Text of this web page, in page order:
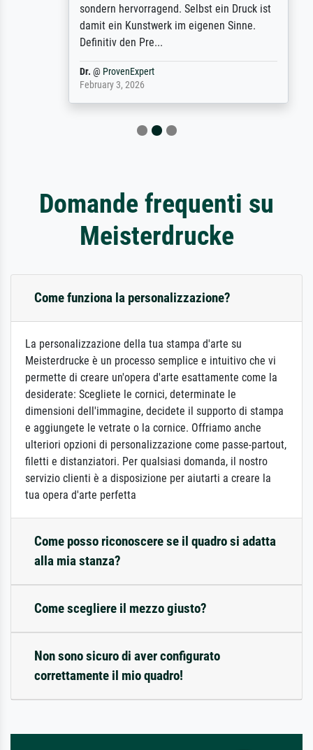
sondern hervorragend. Selbst ein Druck ist
damit ein Kunstwerk im eigenen Sinne.
Definitiv den Pre...
@ProvenExpert
February 3, 2026
Domande frequenti su
Meisterdrucke
Come funziona la personalizzazione?
La personalizzazione della tua stampa d'arte su
Meisterdrucke è un processo semplice e intuitivo che vi
permette di creare un'opera d'arte esattamente come la
desiderate: Scegliete le cornici, determinate le
dimensioni dell'immagine, decidete il supporto di stampa
e aggiungete le vetrate o la cornice. Offriamo anche
ulteriori opzioni di personalizzazione come passe-partout,
filetti e distanziatori. Per qualsiasi domanda, il nostro
servizio clienti è a disposizione per aiutarti a creare la
tua opera d'arte perfetta
Come posso riconoscere se il quadro si adatta
alla mia stanza?
Come scegliere il mezzo giusto?
Non sono sicuro di aver configurato
correttamente il mio quadro!